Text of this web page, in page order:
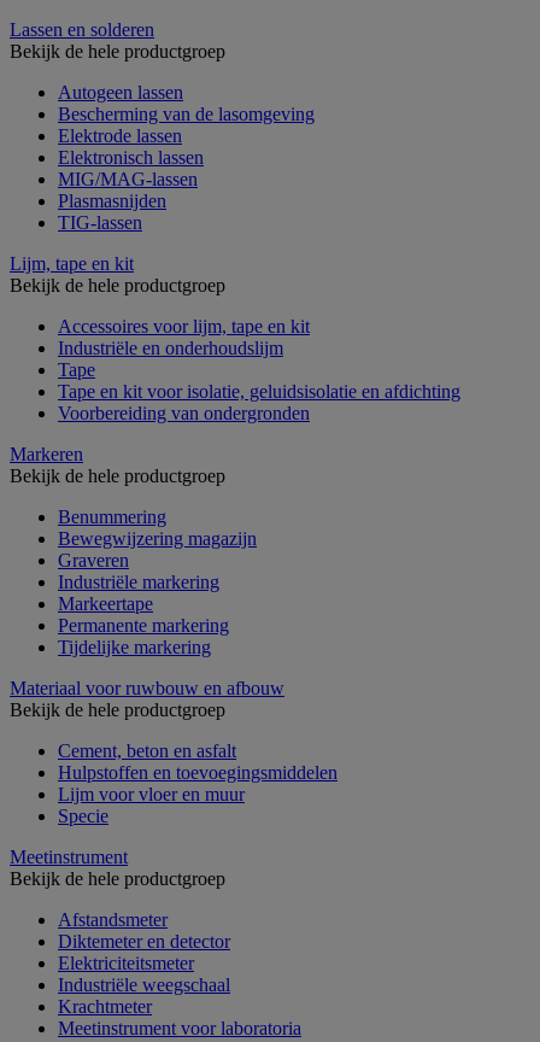
Lassen en solderen
Bekijk de hele productgroep
Autogeen lassen
Bescherming van de lasomgeving
Elektrode lassen
Elektronisch lassen
MIG/MAG-lassen
Plasmasnijden
TIG-lassen
Lijm, tape en kit
Bekijk de hele productgroep
Accessoires voor lijm, tape en kit
Industriële en onderhoudslijm
Tape
Tape en kit voor isolatie, geluidsisolatie en afdichting
Voorbereiding van ondergronden
Markeren
Bekijk de hele productgroep
Benummering
Bewegwijzering magazijn
Graveren
Industriële markering
Markeertape
Permanente markering
Tijdelijke markering
Materiaal voor ruwbouw en afbouw
Bekijk de hele productgroep
Cement, beton en asfalt
Hulpstoffen en toevoegingsmiddelen
Lijm voor vloer en muur
Specie
Meetinstrument
Bekijk de hele productgroep
Afstandsmeter
Diktemeter en detector
Elektriciteitsmeter
Industriële weegschaal
Krachtmeter
Meetinstrument voor laboratoria